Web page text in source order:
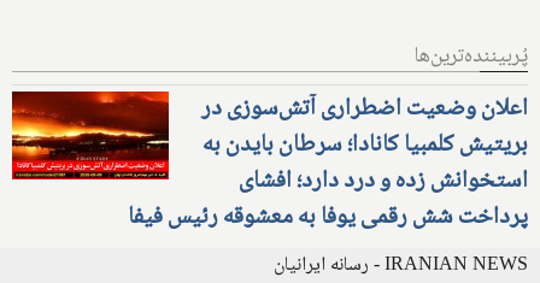
پُربیننده‌ترین‌ها
اعلان وضعیت اضطراری آتش‌سوزی در
بریتیش کلمبیا کانادا؛ سرطان بایدن به
استخوانش زده و درد دارد؛ افشای
پرداخت شش رقمی یوفا به معشوقه رئیس فیفا
IRANIAN NEWS - رسانه ایرانیان